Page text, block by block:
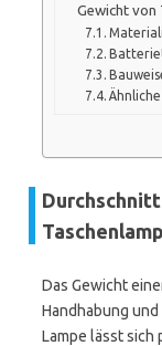
Gewicht von
Das Gewicht
Handhabung
Lampe lässt sich